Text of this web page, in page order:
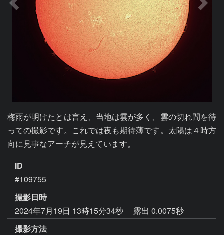
梅雨が明けたとは言え、当地は雲が多く、雲の切れ間を待
っての撮影です。これでは夜も期待薄です。太陽は４時方
向に見事なアーチが見えています。
ID
#109755
撮影日時
2024年7月19日 13時15分34秒
露出 0.0075秒
撮影方法